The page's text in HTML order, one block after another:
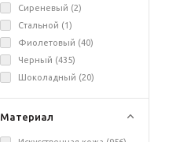
Сиреневый (2)
Стальной (1)
Фиолетовый (40)
Черный (435)
Шоколадный (20)
Материал